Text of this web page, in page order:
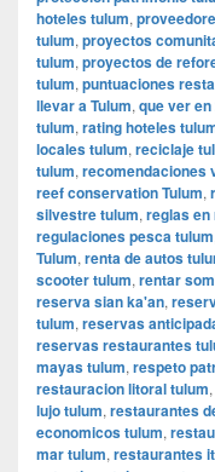
hoteles tulum,
tulum, proyectos
tulum, proyectos de
tulum, puntuaciones
llevar a Tulum, que ver
tulum, rating hoteles
locales tulum, reciclaje
tulum, recomendaciones
reef conservation Tulum,
silvestre tulum, reglas en
regulaciones pesca tulum
Tulum, renta de autos
scooter tulum, rentar
reserva sian ka'an,
tulum, reservas
reservas restaurantes
mayas tulum, respeto
restauracion litoral tulum,
lujo tulum, restaurantes
economicos tulum,
mar tulum, restaurantes